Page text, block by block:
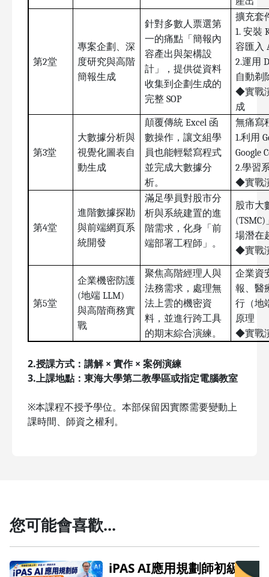
第2堂
專案企劃、深
度研究與高階
簡報生成
針對多數人票選第
一的痛點「簡報內
容產出與架構設
計」，提供從資料
收集到企劃生成的
完整 SOP
擴充套
1. 安裝
容匯入
2.運用
自動剃
◆實戰
成
第3堂
大數據分析與
視覺化圖表自
動生成
顛覆傳統 Excel 函
數操作，讓文組學
員也能輕鬆寫程式
並完成大數據分
析。
無痛寫
1.利用
Google
2.學習
◆實戰
第4堂
進階數據探勘
與前端網頁系
統開發
滿足學員對股市分
析與系統建置的進
階需求，化身「前
端部署工程師」。
股市大
場潛在
◆實戰
第5堂
企業機密防護
(地端 LLM)
與高階商務實
戰
聚焦高階經理人與
法務需求，處理無
法上雲的機密資
料，並進行跨工具
的期末綜合演練。
企業資
報、醫
行（地
原理
◆實戰
2.授課方式：講解 × 實作 × 案例演練
3.上課地點：東海大學第二教學區或指定電腦教室
※本課程不授予學位。本部保留因實際需要變動上
課時間、師資之權利。
您可能會喜歡...
iPAS AI應用規劃師初級考